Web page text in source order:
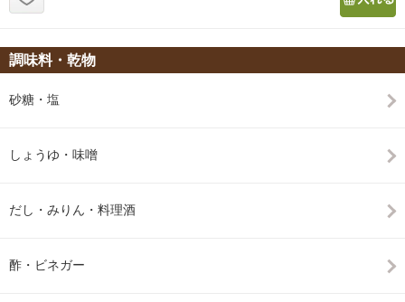
調味料・乾物
砂糖・塩
しょうゆ・味噌
だし・みりん・料理酒
酢・ビネガー